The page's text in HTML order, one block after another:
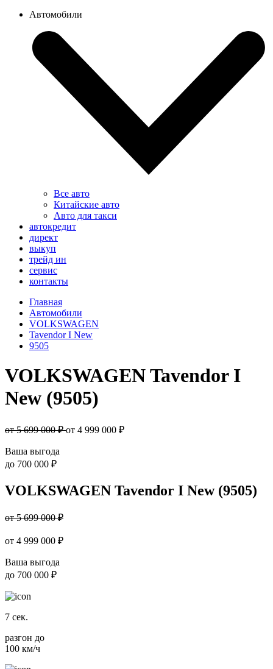
Автомобили
Все авто
Китайские авто
Авто для такси
автокредит
директ
выкуп
трейд ин
сервис
контакты
Главная
Автомобили
VOLKSWAGEN
Tavendor I New
9505
VOLKSWAGEN Tavendor I
New (9505)
от 5 699 000 ₽от 4 999 000 ₽
Ваша выгода
до 700 000 ₽
VOLKSWAGEN Tavendor I New (9505)
от 5 699 000 ₽
от 4 999 000 ₽
Ваша выгода
до 700 000 ₽
7 сек.
разгон до
100 км/ч